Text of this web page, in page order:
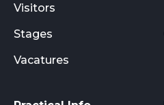
Visitors
Stages
Vacatures